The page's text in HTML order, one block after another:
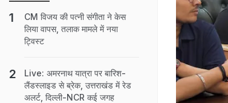
CM विजय की पत्नी संगीता ने केस
लिया वापस, तलाक मामले में नया
ट्विस्ट
Live: अमरनाथ यात्रा पर बारिश-
लैंडस्लाइड से ब्रेक, उत्तराखंड में रेड
अलर्ट, दिल्ली-NCR कई जगह